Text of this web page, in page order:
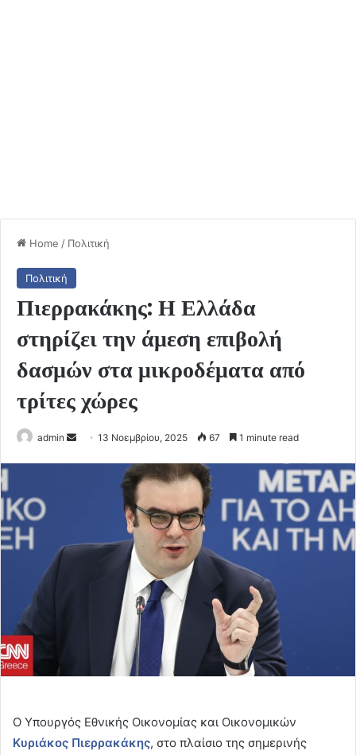
Home / Πολιτική
Πολιτική
Πιερρακάκης: Η Ελλάδα
στηρίζει την άμεση επιβολή
δασμών στα μικροδέματα από
τρίτες χώρες
admin
Send13 Νοεμβρίου, 2025 67 1 minute read
Ο Υπουργός Εθνικής Οικονομίας και Οικονομικών
Κυριάκος Πιερρακάκης, στο πλαίσιο της σημερινής